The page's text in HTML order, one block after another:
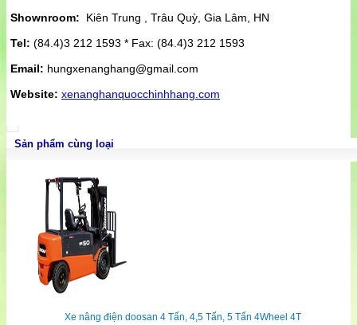
Shownroom: Kiên Trung , Trâu Quỳ, Gia Lâm, HN
Tel: (84.4)3 212 1593 * Fax: (84.4)3 212 1593
Email: hungxenanghang@gmail.com
Website: xenanghanquocchinhhang.com
Sản phẩm cùng loại
Xe nâng điện doosan 4 Tấn, 4,5 Tấn, 5 Tấn 4Wheel 4T